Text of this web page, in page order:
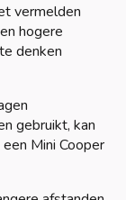
vermelden
hogere
denken
gebruikt, kan
een Mini Cooper